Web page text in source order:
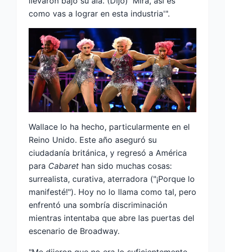
como vas a lograr en esta industria'".
Wallace lo ha hecho, particularmente en el
Reino Unido. Este año aseguró su
ciudadanía británica, y regresó a América
para Cabaret han sido muchas cosas:
surrealista, curativa, aterradora ("¡Porque lo
manifesté!"). Hoy no lo llama como tal, pero
enfrentó una sombría discriminación
mientras intentaba que abre las puertas del
escenario de Broadway.